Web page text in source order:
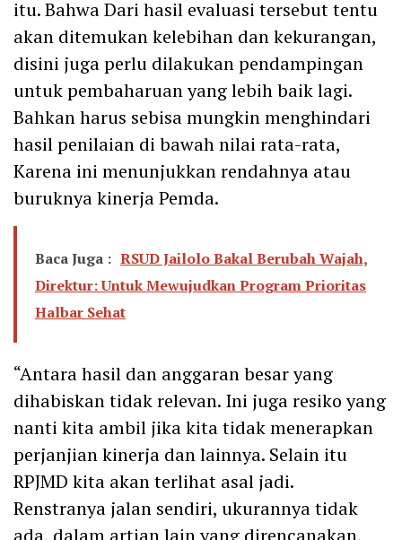
itu. Bahwa Dari hasil evaluasi tersebut tentu
akan ditemukan kelebihan dan kekurangan,
disini juga perlu dilakukan pendampingan
untuk pembaharuan yang lebih baik lagi.
Bahkan harus sebisa mungkin menghindari
hasil penilaian di bawah nilai rata-rata,
Karena ini menunjukkan rendahnya atau
buruknya kinerja Pemda.
Baca Juga : RSUD Jailolo Bakal Berubah Wajah,
Direktur: Untuk Mewujudkan Program Prioritas
Halbar Sehat
“Antara hasil dan anggaran besar yang
dihabiskan tidak relevan. Ini juga resiko yang
nanti kita ambil jika kita tidak menerapkan
perjanjian kinerja dan lainnya. Selain itu
RPJMD kita akan terlihat asal jadi.
Renstranya jalan sendiri, ukurannya tidak
ada, dalam artian lain yang direncanakan,